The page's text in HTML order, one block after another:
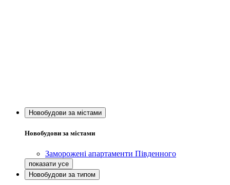
Новобудови за містами
Новобудови за містами
Заморожені апартаменти Південного
Новобудови за типом